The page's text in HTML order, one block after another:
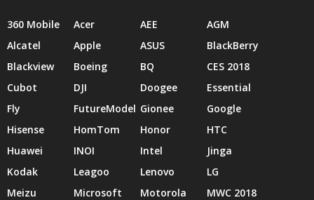
360 Mobile Acer AEE
AGM
Alcatel
Apple ASUS
BlackBerry
Blackview
Boeing BQ
CES 2018
Cubot
DJI Doogee
Essential
Fly
FutureModel Gionee
Google
Hisense
HomTom Honor
HTC
Huawei
INOI Intel
Jinga
Kodak
Leagoo Lenovo
LG
Meizu
Microsoft Motorola
MWC 2018